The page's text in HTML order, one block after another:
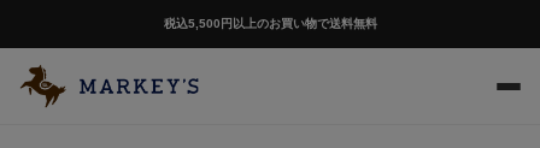
税込5,500円以上のお買い物で送料無料